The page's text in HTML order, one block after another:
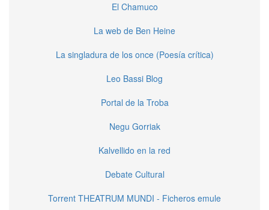
El Chamuco
La web de Ben Heine
La singladura de los once (Poesía crítica)
Leo Bassi Blog
Portal de la Troba
Negu Gorriak
Kalvellido en la red
Debate Cultural
Torrent THEATRUM MUNDI - Ficheros emule